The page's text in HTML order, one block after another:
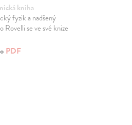
kniha
fyzik a nadšený
Rovelli se ve své knize
PDF